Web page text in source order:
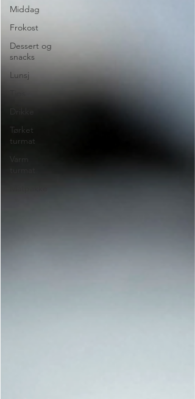
Middag
Frokost
Dessert og
snacks
Lunsj
Tørket
turmat
Varm